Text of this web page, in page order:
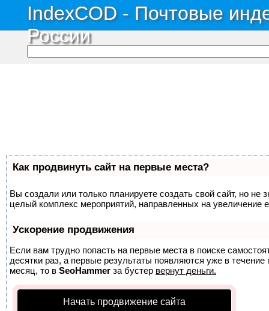
IndexCOD - Почтовые
России
Как продвинуть сайт на первые места?
Вы создали или только планируете создать свой сайт, но не
целый комплекс мероприятий, направленных на увеличение
Ускорение продвижения
Если вам трудно попасть на первые места в поиске
десятки раз, а первые результаты появляются уже в
месяц, то в SeoHammer за бустер вернут деньги.
Начать продвижение сайта